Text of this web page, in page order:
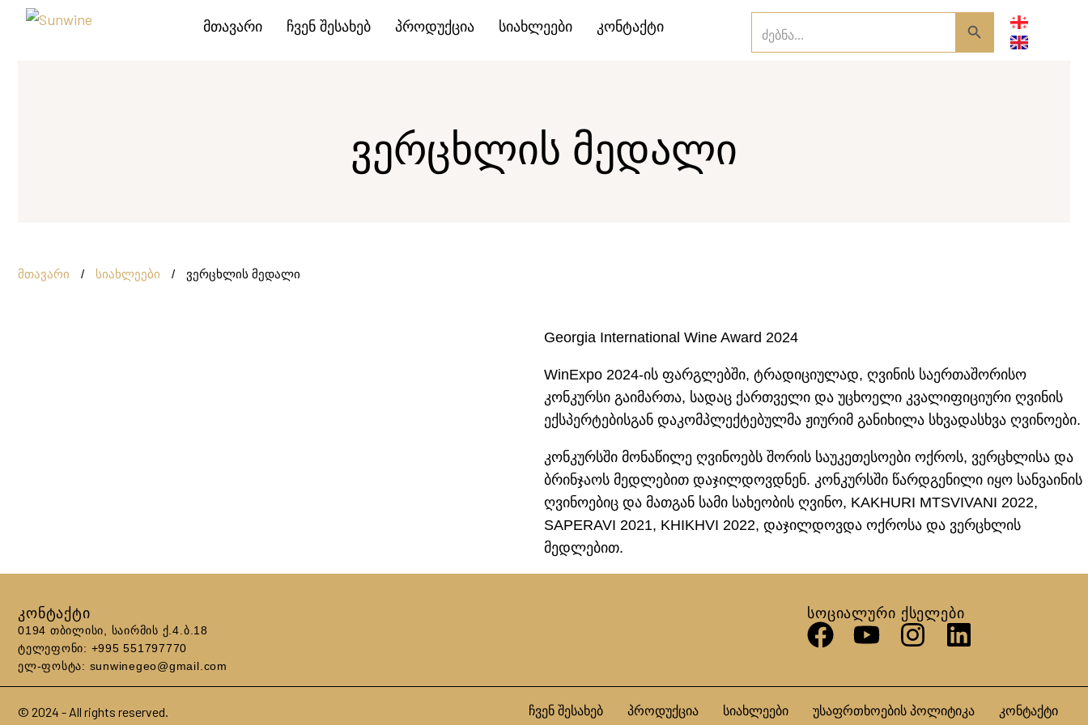
მთავარი ჩვენ შესახებ პროდუქცია სიახლეები კონტაქტი
SEARCH
FOR:
Search Button
ვერცხლის მედალი
მთავარი / სიახლეები / ვერცხლის მედალი
Georgia International Wine Award 2024
WinExpo 2024-ის ფარგლებში, ტრადიციულად, ღვინის საერთაშორისო
კონკურსი გაიმართა, სადაც ქართველი და უცხოელი კვალიფიციური ღვინის
ექსპერტებისგან დაკომპლექტებულმა ჟიურიმ განიხილა სხვადასხვა ღვინოები.
კონკურსში მონაწილე ღვინოებს შორის საუკეთესოები ოქროს, ვერცხლისა და
ბრინჯაოს მედლებით დაჯილდოვდნენ. კონკურსში წარდგენილი იყო სანვაინის
ღვინოებიც და მათგან სამი სახეობის ღვინო, KAKHURI MTSVIVANI 2022,
SAPERAVI 2021, KHIKHVI 2022, დაჯილდოვდა ოქროსა და ვერცხლის
მედლებით.
ᲙᲝᲜᲢᲐᲥᲢᲘ
0194 თბილისი, საირმის ქ.4.ბ.18
ტელეფონი: +995 551797770
ელ-ფოსტა: sunwinegeo@gmail.com
ᲡᲝᲪᲘᲐᲚᲣᲠᲘ ᲥᲡᲔᲚᲔᲑᲘ
© 2024 - All rights reserved. ჩვენ შესახებ პროდუქცია სიახლეები უსაფრთხოების პოლიტიკა კონტაქტი